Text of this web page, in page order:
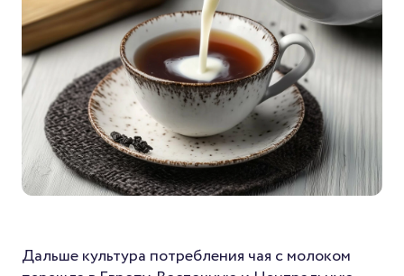
Дальше культура потребления чая с молоком